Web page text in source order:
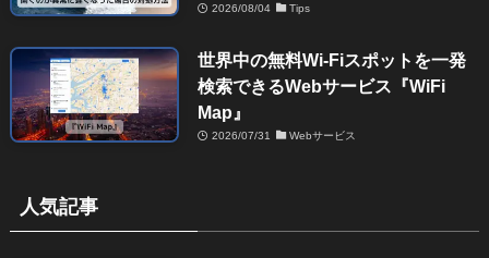
2026/08/04 Tips
世界中の無料Wi-Fiスポットを一発
検索できるWebサービス『WiFi
Map』
2026/07/31 Webサービス
人気記事